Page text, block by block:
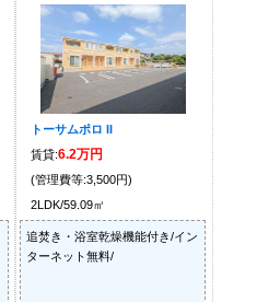
トーサムポロ II
賃貸:6.2万円
(管理費等:3,500円)
2LDK/59.09㎡
追焚き・浴室乾燥機能付き/イン
ターネット無料/